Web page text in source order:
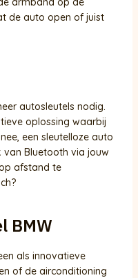
de auto open of juist
autosleutels nodig.
oplossing waarbij
een sleutelloze auto
Bluetooth via jouw
afstand te
BMW
als innovatieve
of de airconditioning